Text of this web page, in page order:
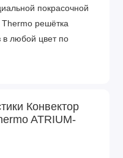
покрасочной
Thermo решётка
в любой цвет по
разрушению от
температур.
легко и
её удобно мыть
Конвектор
ATRIUM-